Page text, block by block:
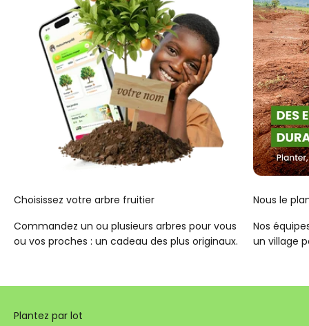
Choisissez votre arbre fruitier
Commandez un ou plusieurs arbres pour vous
ou vos proches : un cadeau des plus originaux.
Nous le
Nos
un village